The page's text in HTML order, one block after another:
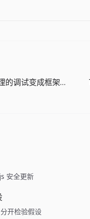
Next.js 16.2把面向代理的调试变成框架议题
安全更新
开检验假设